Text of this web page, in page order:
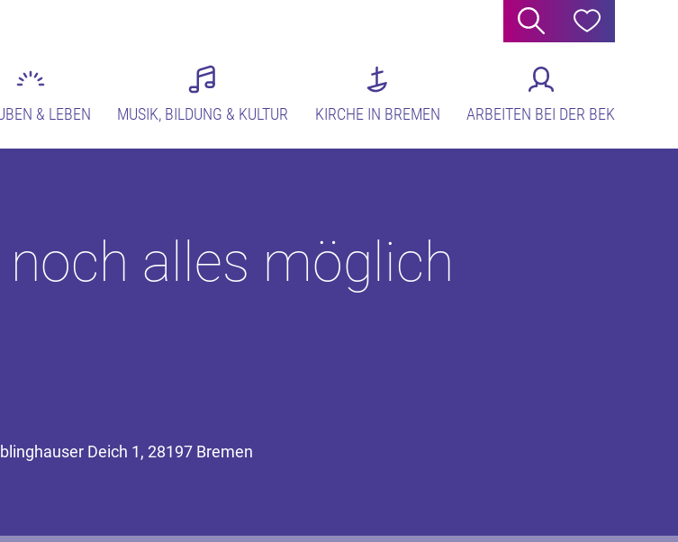
Suche Hilfe
& LEBEN MUSIK, BILDUNG & KULTUR KIRCHE IN BREMEN ARBEITEN BEI DER BEK
alles möglich
Deich 1, 28197 Bremen